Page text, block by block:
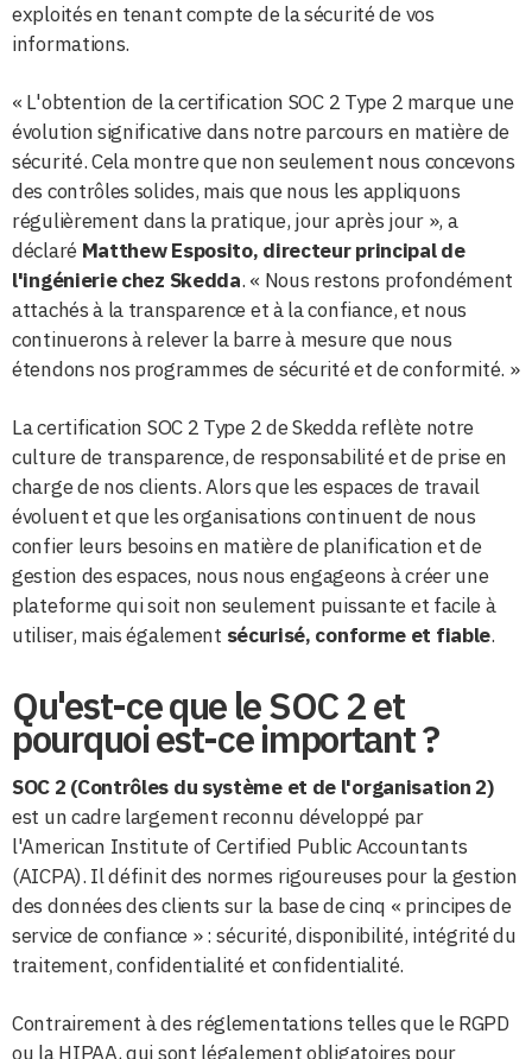
exploités en tenant compte de la sécurité de vos
informations.
« L'obtention de la certification SOC 2 Type 2 marque une
évolution significative dans notre parcours en matière de
sécurité. Cela montre que non seulement nous concevons
des contrôles solides, mais que nous les appliquons
régulièrement dans la pratique, jour après jour », a
déclaré Matthew Esposito, directeur principal de
l'ingénierie chez Skedda. « Nous restons profondément
attachés à la transparence et à la confiance, et nous
continuerons à relever la barre à mesure que nous
étendons nos programmes de sécurité et de conformité. »
La certification SOC 2 Type 2 de Skedda reflète notre
culture de transparence, de responsabilité et de prise en
charge de nos clients. Alors que les espaces de travail
évoluent et que les organisations continuent de nous
confier leurs besoins en matière de planification et de
gestion des espaces, nous nous engageons à créer une
plateforme qui soit non seulement puissante et facile à
utiliser, mais également sécurisé, conforme et fiable.
Qu'est-ce que le SOC 2 et
pourquoi est-ce important ?
SOC 2 (Contrôles du système et de l'organisation 2)
est un cadre largement reconnu développé par
l'American Institute of Certified Public Accountants
(AICPA). Il définit des normes rigoureuses pour la gestion
des données des clients sur la base de cinq « principes de
service de confiance » : sécurité, disponibilité, intégrité du
traitement, confidentialité et confidentialité.
Contrairement à des réglementations telles que le RGPD
ou la HIPAA, qui sont légalement obligatoires pour